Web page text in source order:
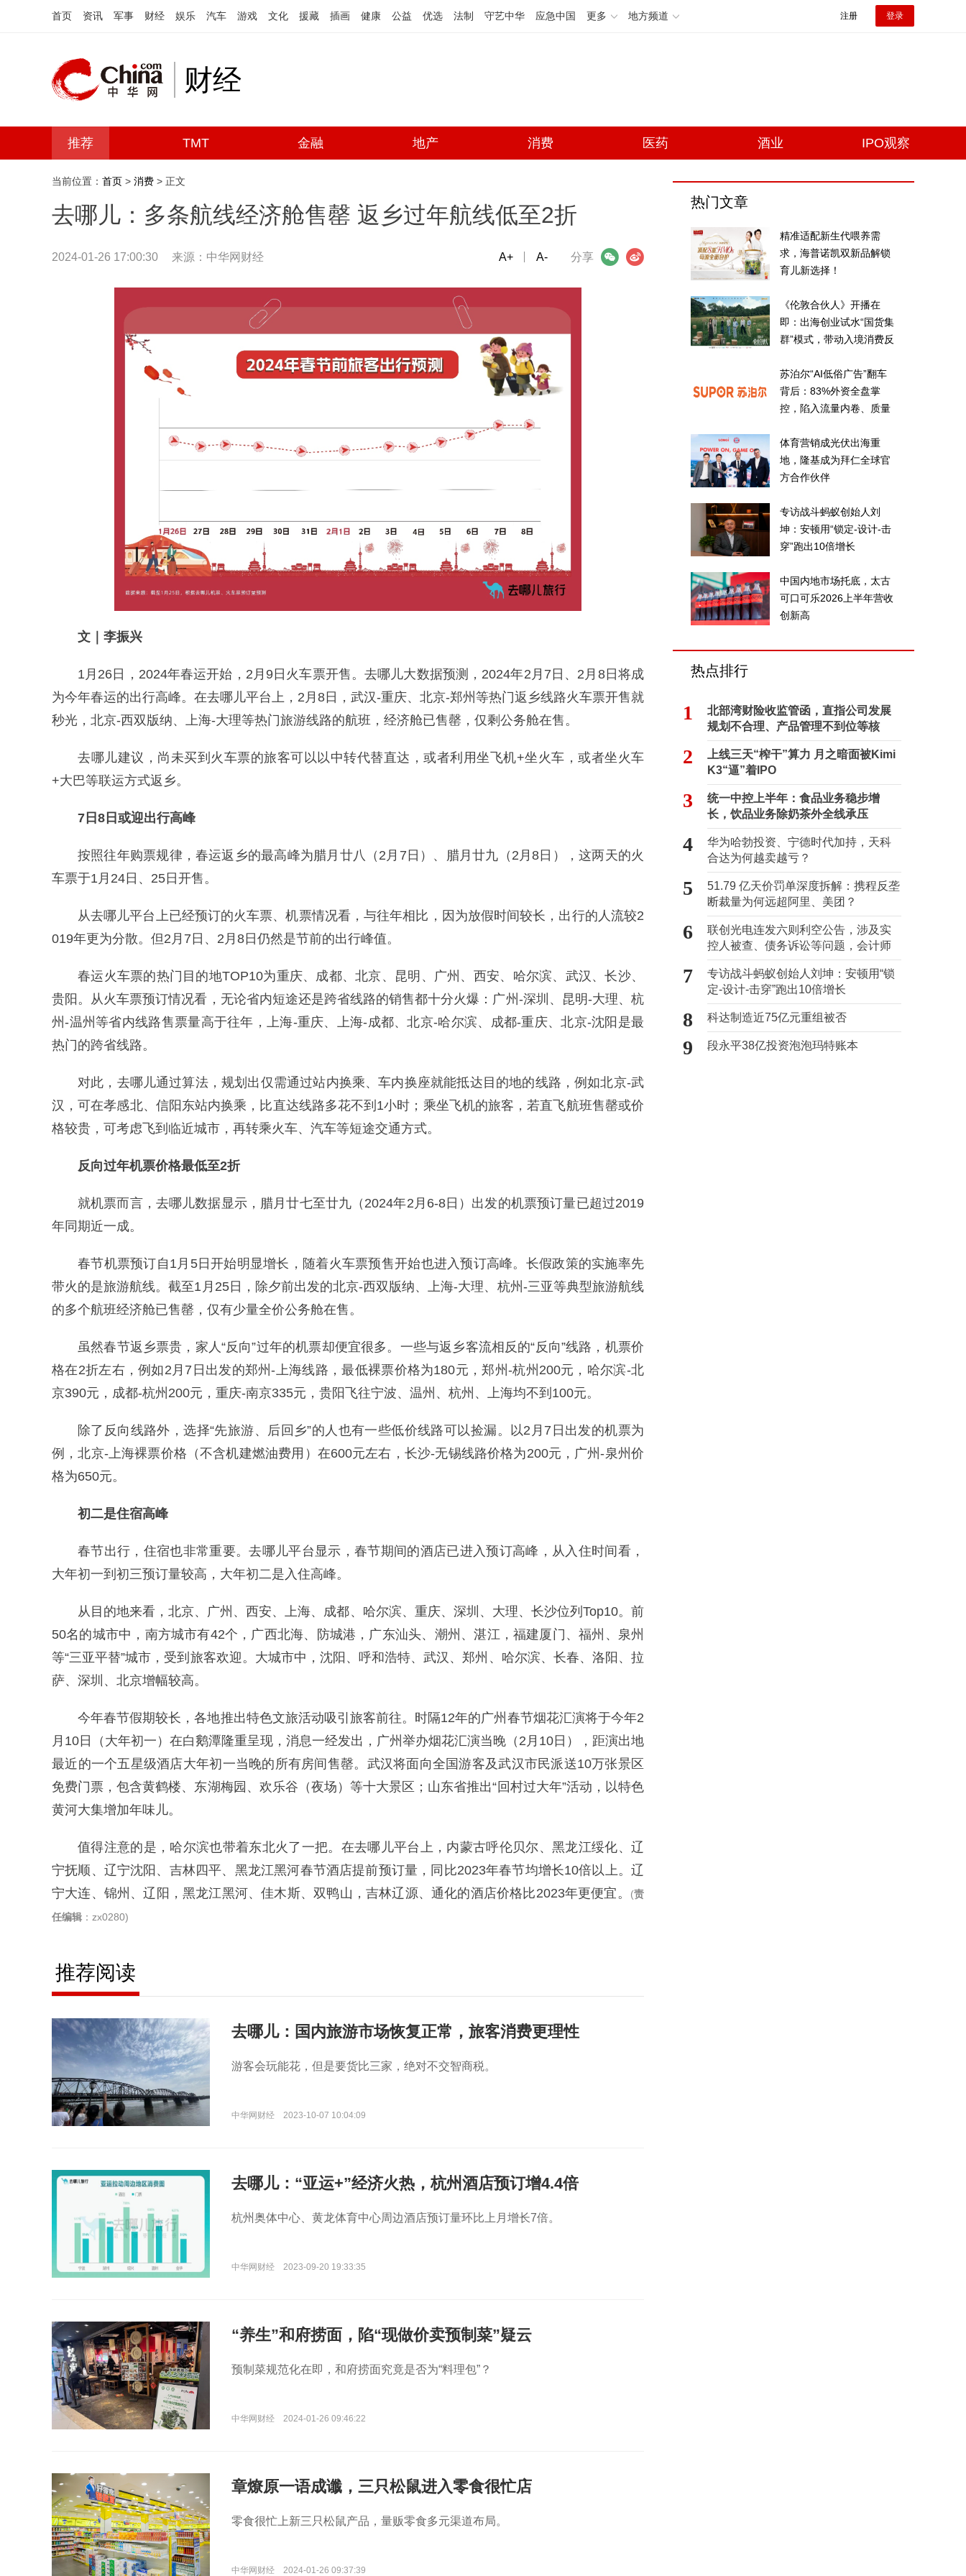
首页 资讯 军事 财经 娱乐 汽车 游戏 文化 援藏 插画 健康 公益 优选 法制 守艺中华 应急中国 更多 地方频道 注册 登录
财经
推荐 TMT 金融 地产 消费 医药 酒业 IPO观察
当前位置： 首页 > 消费 > 正文
去哪儿：多条航线经济舱售罄 返乡过年航线低至2折
2024-01-26 17:00:30 来源：中华网财经 分享
微信 微博
A+ A-
文｜李振兴
1月26日，2024年春运开始，2月9日火车票开售。去哪儿大数据预测，2024年2月7日、2月8日将成
为今年春运的出行高峰。在去哪儿平台上，2月8日，武汉-重庆、北京-郑州等热门返乡线路火车票开售就
秒光，北京-西双版纳、上海-大理等热门旅游线路的航班，经济舱已售罄，仅剩公务舱在售。
去哪儿建议，尚未买到火车票的旅客可以以中转代替直达，或者利用坐飞机+坐火车，或者坐火车
+大巴等联运方式返乡。
7日8日或迎出行高峰
按照往年购票规律，春运返乡的最高峰为腊月廿八（2月7日）、腊月廿九（2月8日），这两天的火
车票于1月24日、25日开售。
从去哪儿平台上已经预订的火车票、机票情况看，与往年相比，因为放假时间较长，出行的人流较2
019年更为分散。但2月7日、2月8日仍然是节前的出行峰值。
春运火车票的热门目的地TOP10为重庆、成都、北京、昆明、广州、西安、哈尔滨、武汉、长沙、
贵阳。从火车票预订情况看，无论省内短途还是跨省线路的销售都十分火爆：广州-深圳、昆明-大理、杭
州-温州等省内线路售票量高于往年，上海-重庆、上海-成都、北京-哈尔滨、成都-重庆、北京-沈阳是最
热门的跨省线路。
对此，去哪儿通过算法，规划出仅需通过站内换乘、车内换座就能抵达目的地的线路，例如北京-武
汉，可在孝感北、信阳东站内换乘，比直达线路多花不到1小时；乘坐飞机的旅客，若直飞航班售罄或价
格较贵，可考虑飞到临近城市，再转乘火车、汽车等短途交通方式。
反向过年机票价格最低至2折
就机票而言，去哪儿数据显示，腊月廿七至廿九（2024年2月6-8日）出发的机票预订量已超过2019
年同期近一成。
春节机票预订自1月5日开始明显增长，随着火车票预售开始也进入预订高峰。长假政策的实施率先
带火的是旅游航线。截至1月25日，除夕前出发的北京-西双版纳、上海-大理、杭州-三亚等典型旅游航线
的多个航班经济舱已售罄，仅有少量全价公务舱在售。
虽然春节返乡票贵，家人“反向”过年的机票却便宜很多。一些与返乡客流相反的“反向”线路，机票价
格在2折左右，例如2月7日出发的郑州-上海线路，最低裸票价格为180元，郑州-杭州200元，哈尔滨-北
京390元，成都-杭州200元，重庆-南京335元，贵阳飞往宁波、温州、杭州、上海均不到100元。
除了反向线路外，选择“先旅游、后回乡”的人也有一些低价线路可以捡漏。以2月7日出发的机票为
例，北京-上海裸票价格（不含机建燃油费用）在600元左右，长沙-无锡线路价格为200元，广州-泉州价
格为650元。
初二是住宿高峰
春节出行，住宿也非常重要。去哪儿平台显示，春节期间的酒店已进入预订高峰，从入住时间看，
大年初一到初三预订量较高，大年初二是入住高峰。
从目的地来看，北京、广州、西安、上海、成都、哈尔滨、重庆、深圳、大理、长沙位列Top10。前
50名的城市中，南方城市有42个，广西北海、防城港，广东汕头、潮州、湛江，福建厦门、福州、泉州
等“三亚平替”城市，受到旅客欢迎。大城市中，沈阳、呼和浩特、武汉、郑州、哈尔滨、长春、洛阳、拉
萨、深圳、北京增幅较高。
今年春节假期较长，各地推出特色文旅活动吸引旅客前往。时隔12年的广州春节烟花汇演将于今年2
月10日（大年初一）在白鹅潭隆重呈现，消息一经发出，广州举办烟花汇演当晚（2月10日），距演出地
最近的一个五星级酒店大年初一当晚的所有房间售罄。武汉将面向全国游客及武汉市民派送10万张景区
免费门票，包含黄鹤楼、东湖梅园、欢乐谷（夜场）等十大景区；山东省推出“回村过大年”活动，以特色
黄河大集增加年味儿。
值得注意的是，哈尔滨也带着东北火了一把。在去哪儿平台上，内蒙古呼伦贝尔、黑龙江绥化、辽
宁抚顺、辽宁沈阳、吉林四平、黑龙江黑河春节酒店提前预订量，同比2023年春节均增长10倍以上。辽
宁大连、锦州、辽阳，黑龙江黑河、佳木斯、双鸭山，吉林辽源、通化的酒店价格比2023年更便宜。
(责
任编辑 ：zx0280)
推荐阅读
去哪儿：国内旅游市场恢复正常，旅客消费更理性
游客会玩能花，但是要货比三家，绝对不交智商税。
中华网财经 2023-10-07 10:04:09
去哪儿：“亚运+”经济火热，杭州酒店预订增4.4倍
杭州奥体中心、黄龙体育中心周边酒店预订量环比上月增长7倍。
中华网财经 2023-09-20 19:33:35
“养生”和府捞面，陷“现做价卖预制菜”疑云
预制菜规范化在即，和府捞面究竟是否为“料理包”？
中华网财经 2024-01-26 09:46:22
章燎原一语成谶，三只松鼠进入零食很忙店
零食很忙上新三只松鼠产品，量贩零食多元渠道布局。
中华网财经 2024-01-26 09:37:39
热门文章
精准适配新生代喂养需
求，海普诺凯双新品解锁
育儿新选择！
《伦敦合伙人》开播在
即：出海创业试水“国货集
群”模式，带动入境消费反
苏泊尔“AI低俗广告”翻车
背后：83%外资全盘掌
控，陷入流量内卷、质量
体育营销成光伏出海重
地，隆基成为拜仁全球官
方合作伙伴
专访战斗蚂蚁创始人刘
坤：安顿用“锁定-设计-击
穿”跑出10倍增长
中国内地市场托底，太古
可口可乐2026上半年营收
创新高
热点排行
1
北部湾财险收监管函，直指公司发展
规划不合理、产品管理不到位等核
心“痛点”
2
上线三天“榨干”算力 月之暗面被Kimi
K3“逼”着IPO
3
统一中控上半年：食品业务稳步增
长，饮品业务除奶茶外全线承压
4
华为哈勃投资、宁德时代加持，天科
合达为何越卖越亏？
5
51.79 亿天价罚单深度拆解：携程反垄
断裁量为何远超阿里、美团？
6
联创光电连发六则利空公告，涉及实
控人被查、债务诉讼等问题，会计师
事务所曾出具“保留意见”
7
专访战斗蚂蚁创始人刘坤：安顿用“锁
定-设计-击穿”跑出10倍增长
8 科达制造近75亿元重组被否
9 段永平38亿投资泡泡玛特账本